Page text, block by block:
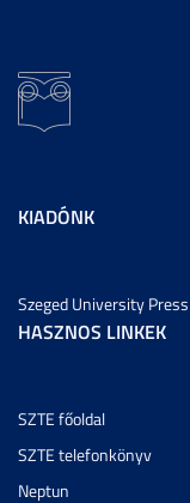
KIADÓNK
Szeged University Press
HASZNOS LINKEK
SZTE főoldal
SZTE telefonkönyv
Neptun